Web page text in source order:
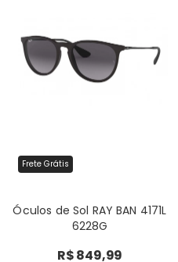
Frete Grátis
Óculos de Sol RAY BAN 4171L
6228G
R$ 849,99